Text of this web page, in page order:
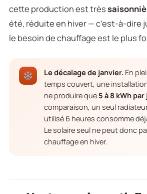
cette production est très
été, réduite en hiver — c’est-à-dire
le besoin de chauffage est le plus
Le décalage de janvier. En
temps couvert, une
ne produire que 5 à 8 kWh
comparaison, un seul
utilisé 6 heures consomme
Le solaire seul ne peut donc
chauffage en hiver.